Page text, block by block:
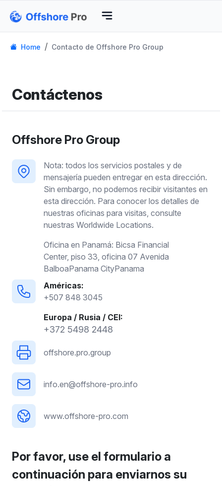
Home Contacto de Offshore Pro Group
Contáctenos
Offshore Pro Group
Nota: todos los servicios postales y de
mensajería pueden entregar en esta dirección.
Sin embargo, no podemos recibir visitantes en
esta dirección. Para conocer los detalles de
nuestras oficinas para visitas, consulte
nuestras Worldwide Locations.
Oficina en Panamá: Bicsa Financial
Center, piso 33, oficina 07 Avenida
BalboaPanama CityPanama
Américas:
+507 848 3045
Europa / Rusia / CEI:
+372 5498 2448
offshore.pro.group
info.en@offshore-pro.info
www.offshore-pro.com
Por favor, use el formulario a
continuación para enviarnos su